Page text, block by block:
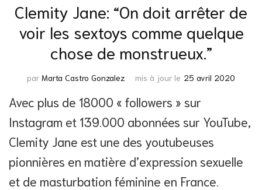
Clemity Jane: “On doit arrêter de
voir les sextoys comme quelque
chose de monstrueux.”
par Marta Castro Gonzalez mis à jour le 25 avril 2020
Avec plus de 18000 « followers » sur
Instagram et 139.000 abonnées sur YouTube,
Clemity Jane est une des youtubeuses
pionnières en matière d’expression sexuelle
et de masturbation féminine en France.